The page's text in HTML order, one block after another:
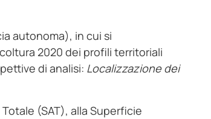
autonoma), in cui si
2020 dei profili territoriali
di analisi: Localizzazione dei
(SAT), alla Superficie